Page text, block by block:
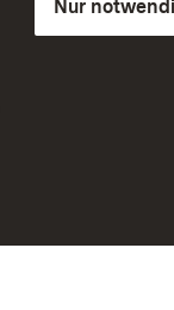
Nur